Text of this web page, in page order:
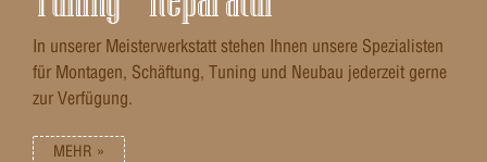
In unserer Meisterwerkstatt stehen Ihnen unsere Spezialisten
für Montagen, Schäftung, Tuning und Neubau jederzeit gerne
zur Verfügung.
MEHR »